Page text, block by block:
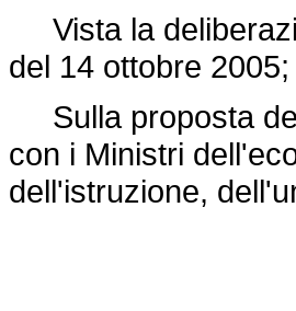
Vista la
del 14 ottobre 2005;
Sulla proposta
con i Ministri
dell'istruzione,